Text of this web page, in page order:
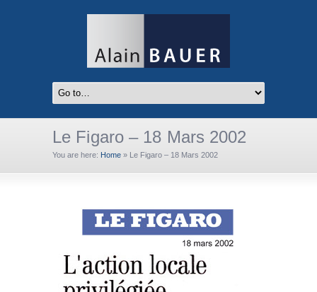
Le Figaro – 18 Mars 2002
You are here: Home » Le Figaro – 18 Mars 2002